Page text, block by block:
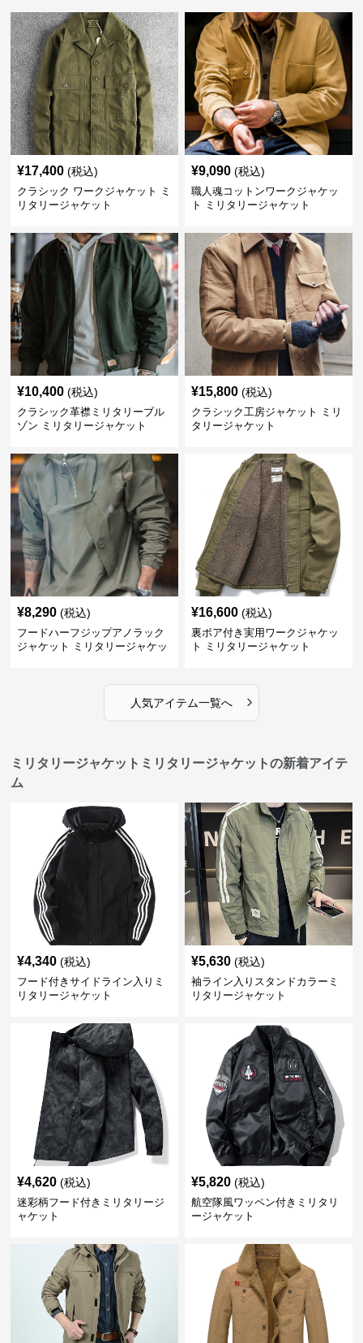
¥17,400 (税込)
クラシック ワークジャケット ミ
リタリージャケット
¥9,090 (税込)
職人魂コットンワークジャケッ
ト ミリタリージャケット
¥10,400 (税込)
クラシック革襟ミリタリーブル
ゾン ミリタリージャケット
¥15,800 (税込)
クラシック工房ジャケット ミリ
タリージャケット
¥8,290 (税込)
フードハーフジップアノラック
ジャケット ミリタリージャケッ
¥16,600 (税込)
裏ボア付き実用ワークジャケッ
ト ミリタリージャケット
人気アイテム一覧へ ›
ミリタリージャケットミリタリージャケットの新着アイテ
ム
¥4,340 (税込)
フード付きサイドライン入りミ
リタリージャケット
¥5,630 (税込)
袖ライン入りスタンドカラーミ
リタリージャケット
¥4,620 (税込)
迷彩柄フード付きミリタリージ
ャケット
¥5,820 (税込)
航空隊風ワッペン付きミリタリ
ージャケット